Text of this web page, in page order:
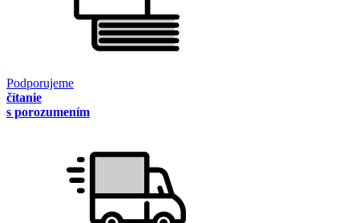
Podporujeme
čítanie
s porozumením